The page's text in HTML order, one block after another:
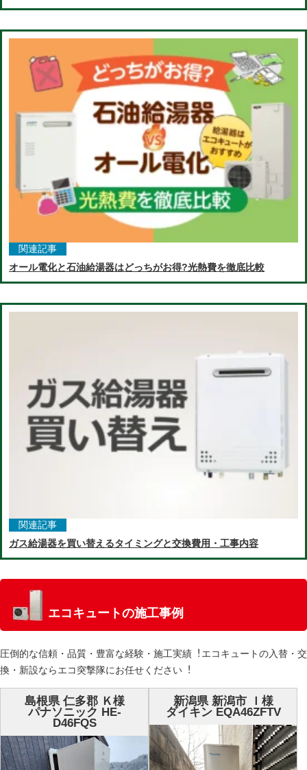
関連記事
オール電化と石油給湯器はどっちがお得?光熱費を徹底比較
関連記事
ガス給湯器を買い替えるタイミングと交換費用・工事内容
エコキュートの施工事例
圧倒的な信頼・品質・豊富な経験・施⼯実績︕エコキュートの⼊替・交
換・新設ならエコ突撃隊にお任せください︕
島根県 仁多郡 Ｋ様
パナソニック HE-
D46FQS
新潟県 新潟市 Ｉ様
ダイキン EQA46ZFTV